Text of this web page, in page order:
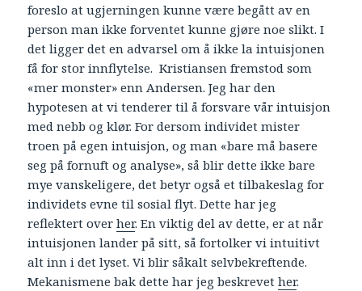
foreslo at ugjerningen kunne være begått av en
person man ikke forventet kunne gjøre noe slikt. I
det ligger det en advarsel om å ikke la intuisjonen
få for stor innflytelse. Kristiansen fremstod som
«mer monster» enn Andersen. Jeg har den
hypotesen at vi tenderer til å forsvare vår intuisjon
med nebb og klør. For dersom individet mister
troen på egen intuisjon, og man «bare må basere
seg på fornuft og analyse», så blir dette ikke bare
mye vanskeligere, det betyr også et tilbakeslag for
individets evne til sosial flyt. Dette har jeg
reflektert overher. En viktig del av dette, er at når
intuisjonen lander på sitt, så fortolker vi intuitivt
alt inn i det lyset. Vi blir såkalt selvbekreftende.
Mekanismene bak dette har jeg beskrevether.